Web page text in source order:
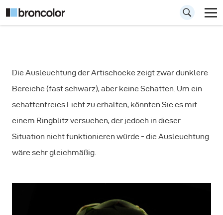
Gemüse
fotografiert:
Artischocke
Die Ausleuchtung der Artischocke zeigt zwar dunklere
Bereiche (fast schwarz), aber keine Schatten. Um ein
schattenfreies Licht zu erhalten, könnten Sie es mit
einem Ringblitz versuchen, der jedoch in dieser
Situation nicht funktionieren würde - die Ausleuchtung
wäre sehr gleichmäßig.